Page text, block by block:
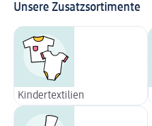
Unsere Zusatzsortimente
Kindertextilien